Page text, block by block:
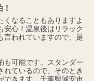
くなることもありますよ
安心！温泉後はリラック
言われていますので、是
も可能です。スタンダー
れているので、そのとき
できます。千葉県浦安市